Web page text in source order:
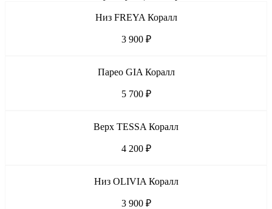
Низ FREYA Коралл
3 900 ₽
Парео GIA Коралл
5 700 ₽
Верх TESSA Коралл
4 200 ₽
Низ OLIVIA Коралл
3 900 ₽